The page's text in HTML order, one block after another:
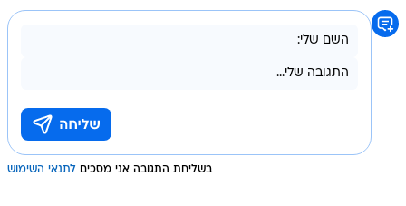
בשליחת התגובה אני מסכים לתנאי השימוש